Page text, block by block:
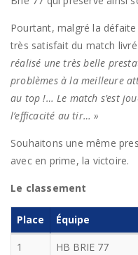
Pourtant, malgré la
très satisfait du match
réalisé une très belle
problèmes à la meilleure
au top !… Le match s’est
l’efficacité au tir… »
Souhaitons une même
avec en prime, la victoire.
Le classement
Place Équipe
1 HB BRIE 77